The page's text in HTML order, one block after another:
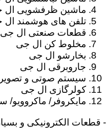
ماشین ظرفشویی ال
تلفن های هوشمند
قطعات صنعتی ال جی
مخلوط کن ال جی
بخارشو ال جی
جاروبرقی ال جی
سیستم صوتی و
کولرگازی ال جی
مایکروفر/ ماکروویو/
- قطعات الکترونیکی و